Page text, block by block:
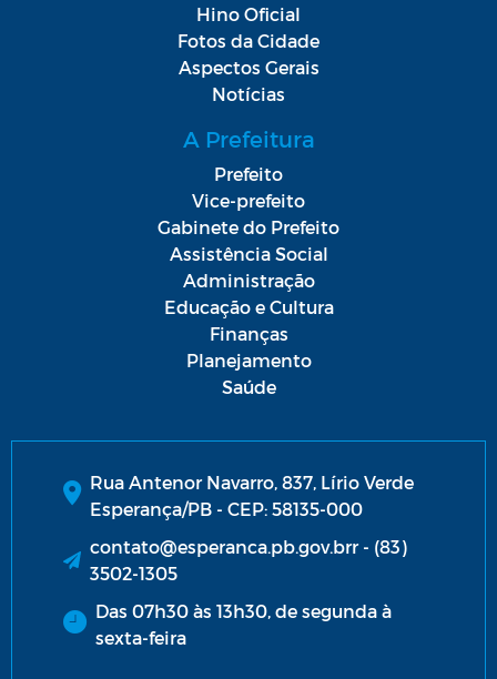
Hino Oficial
Fotos da Cidade
Aspectos Gerais
Notícias
A Prefeitura
Prefeito
Vice-prefeito
Gabinete do Prefeito
Assistência Social
Administração
Educação e Cultura
Finanças
Planejamento
Saúde
Rua Antenor Navarro, 837, Lírio Verde
Esperança/PB - CEP: 58135-000
contato@esperanca.pb.gov.brr - (83)
3502-1305
Das 07h30 às 13h30, de segunda à
sexta-feira